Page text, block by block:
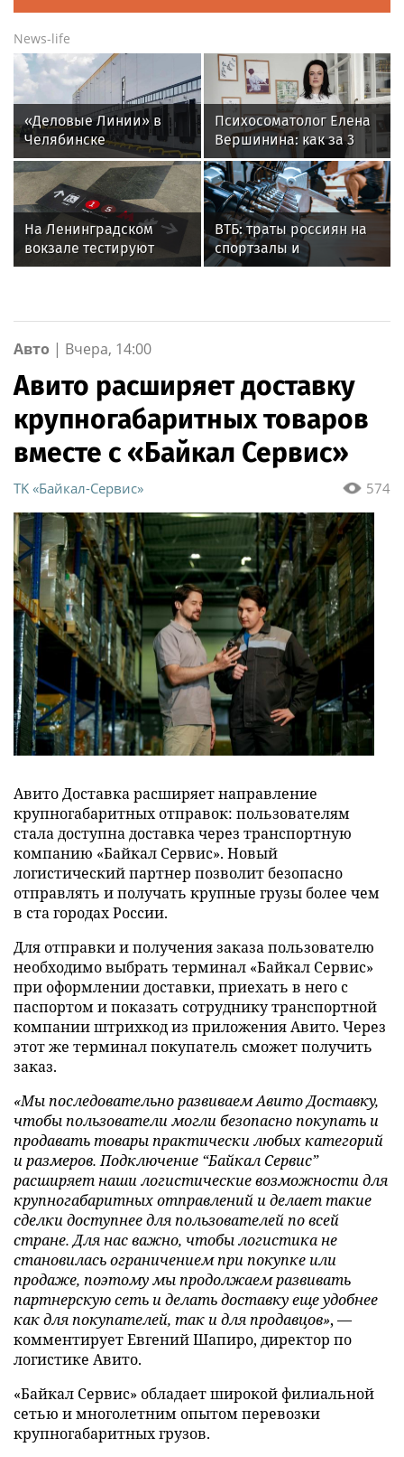
News-life
«Деловые Линии» в
Челябинске
переезжают на новый
адрес
Психосоматолог Елена
Вершинина: как за 3
минуты вернуть себе
равновесие
На Ленинградском
вокзале тестируют
напольную навигацию
ВТБ: траты россиян на
спортзалы и
спортивное питание
Авто | Вчера, 14:00
Авито расширяет доставку
крупногабаритных товаров
вместе с «Байкал Сервис»
574
ТK «Байкал-Сервис»
Авито Доставка расширяет направление
крупногабаритных отправок: пользователям
стала доступна доставка через транспортную
компанию «Байкал Сервис». Новый
логистический партнер позволит безопасно
отправлять и получать крупные грузы более чем
в ста городах России.
Для отправки и получения заказа пользователю
необходимо выбрать терминал «Байкал Сервис»
при оформлении доставки, приехать в него с
паспортом и показать сотруднику транспортной
компании штрихкод из приложения Авито. Через
этот же терминал покупатель сможет получить
заказ.
«Мы последовательно развиваем Авито Доставку,
чтобы пользователи могли безопасно покупать и
продавать товары практически любых категорий
и размеров. Подключение “Байкал Сервис”
расширяет наши логистические возможности для
крупногабаритных отправлений и делает такие
сделки доступнее для пользователей по всей
стране. Для нас важно, чтобы логистика не
становилась ограничением при покупке или
продаже, поэтому мы продолжаем развивать
партнерскую сеть и делать доставку еще удобнее
как для покупателей, так и для продавцов», —
комментирует Евгений Шапиро, директор по
логистике Авито.
«Байкал Сервис» обладает широкой филиальной
сетью и многолетним опытом перевозки
крупногабаритных грузов.